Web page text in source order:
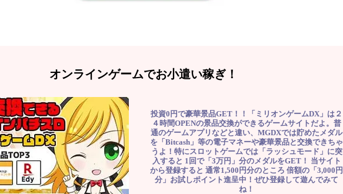
オンラインゲームでお小遣い稼ぎ！
投資0円で豪華景品GET！！「ミリオンゲームDX」は２
４時間OPENの景品交換ができるゲームサイトだよ。普
通のゲームアプリなどと違い、MGDXでは貯めたメダル
を「Bitcash」等の電子マネーや豪華景品と交換できちゃ
うよ！特にスロットゲームでは「ラッシュモード」に突
入すると 1回で「3万円」分のメダルをGET！ 当サイト
から登録すると 通常1,500円分のところ 倍額の「3,000円
分」お試しポイント進呈中！ぜひ登録して遊んでみて
ね！